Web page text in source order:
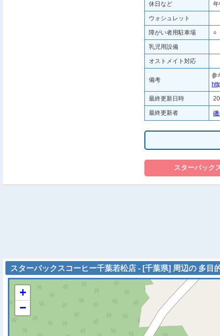
休日など
ウォシュレット
障がい者用駐車場 ○
乳児用設備
オストメイト対応
備考
参
最終更新日時
最終更新者
スターバックスコーヒー千葉若松店 - [千葉県] 周辺の 多目
+
−